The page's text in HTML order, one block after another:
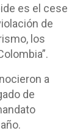
es el cese
de
los
a
de